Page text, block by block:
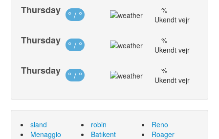
Thursday ° / °
%
Ukendt vejr
Thursday ° / °
%
Ukendt vejr
Thursday ° / °
%
Ukendt vejr
sland
Menaggio
robin
Batıkent
Reno
Roager